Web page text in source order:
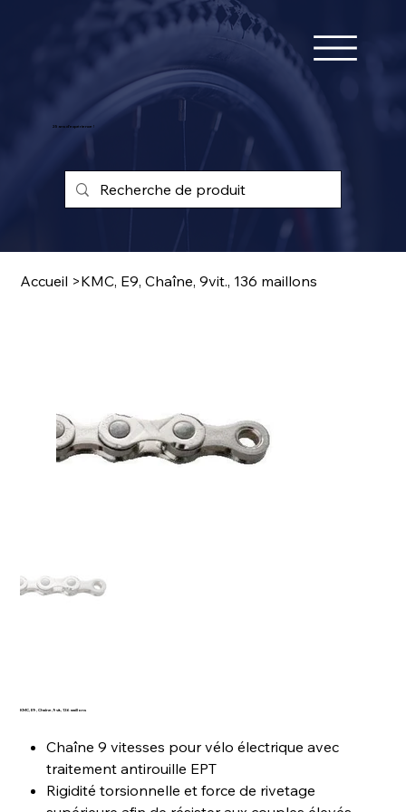
25 ans d'expérience !
Accueil >KMC, E9, Chaîne, 9vit., 136 maillons
KMC, E9, Chaîne, 9vit., 136 maillons
Chaîne 9 vitesses pour vélo électrique avec
traitement antirouille EPT
Rigidité torsionnelle et force de rivetage